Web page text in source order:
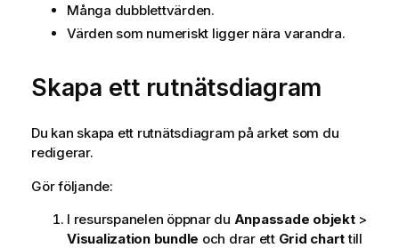
Många dubblettvärden.
Värden som numeriskt ligger nära varandra.
Skapa ett rutnätsdiagram
Du kan skapa ett rutnätsdiagram på arket som du
redigerar.
Gör följande:
I resurspanelen öppnar du Anpassade objekt>
Visualization bundle och drar ett Grid charttill